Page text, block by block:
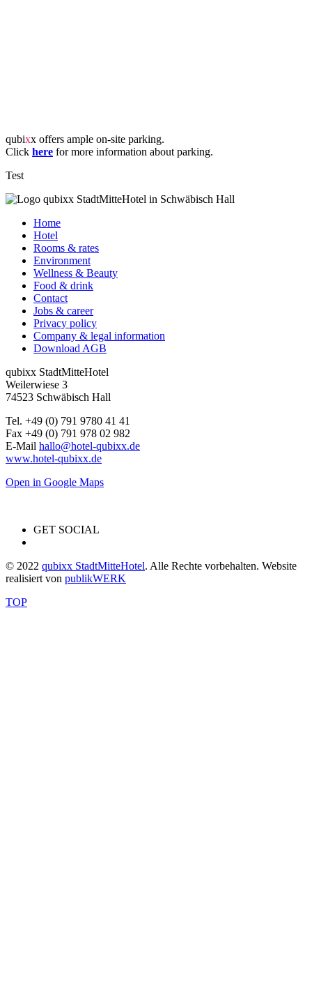
qubixx offers ample on-site parking.
Click here for more information about parking.
Test
Home
Hotel
Rooms & rates
Environment
Wellness & Beauty
Food & drink
Contact
Jobs & career
Privacy policy
Company & legal information
Download AGB
qubixx StadtMitteHotel
Weilerwiese 3
74523 Schwäbisch Hall
Tel. +49 (0) 791 9780 41 41
Fax +49 (0) 791 978 02 982
E-Mail hallo@hotel-qubixx.de
www.hotel-qubixx.de
Open in Google Maps
GET SOCIAL
© 2022 qubixx StadtMitteHotel. Alle Rechte vorbehalten. Website
realisiert von publikWERK
TOP